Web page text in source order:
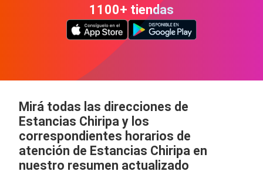
1100+ tiendas
Mirá todas las direcciones de
Estancias Chiripa y los
correspondientes horarios de
atención de Estancias Chiripa en
nuestro resumen actualizado